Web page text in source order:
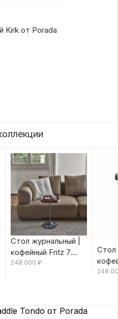
Kirk от Porada
Стол журнальный |
кофейный Fritz 7
Canaletta/Rosso
248 000 ₽
Стол
248
Tondo от Porada